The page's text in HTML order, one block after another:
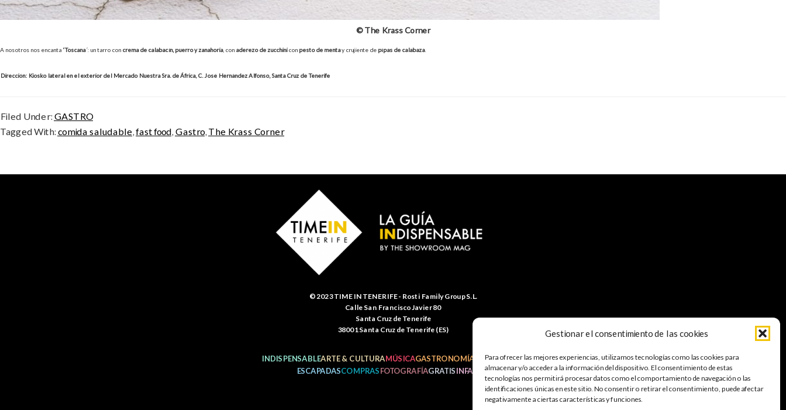
Gestionar el consentimiento de las cookies
Para ofrecer las mejores experiencias, utilizamos tecnologías como las cookies para
almacenar y/o acceder a la información del dispositivo. El consentimiento de estas
tecnologías nos permitirá procesar datos como el comportamiento de navegación o las
identificaciones únicas en este sitio. No consentir o retirar el consentimiento, puede afectar
negativamente a ciertas características y funciones.
© The Krass Corner
A nosotros nos encanta ‘Toscana´: un tarro con crema de calabacín, puerro y zanahoria, con aderezo de zucchinicon pesto de mentay crujiente de pìpas de calabaza.
Dirección: Kiosko lateral en el exterior del Mercado Nuestra Sra. de África, C. José Hernández Alfonso, Santa Cruz de Tenerife
Filed Under: GASTRO
Tagged With: comida saludable,fast food, Gastro, The Krass Corner
© 2023 TIME IN TENERIFE - Rosti Family Group S.L.
Calle San Francisco Javier 80
Santa Cruz de Tenerife
38001 Santa Cruz de Tenerife (ES)
INDISPENSABLEARTE & CULTURAMÚSICAGASTRONOMÍA
NATURALEZA
ESCAPADASCOMPRASFOTOGRAFÍAGRATISINFANTIL